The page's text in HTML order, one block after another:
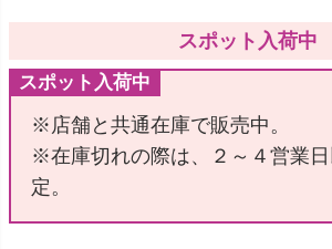
スポット入荷中
スポット入荷中
※店舗と共通在庫で販売中。
※在庫切れの際は、２～４営業
定。